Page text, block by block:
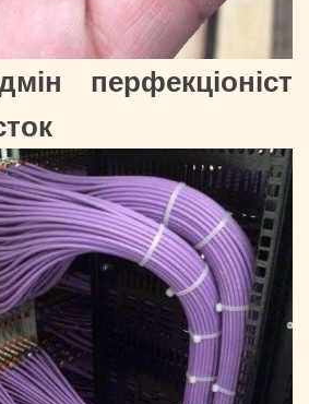
перфекціоніст